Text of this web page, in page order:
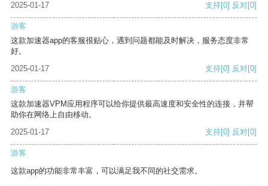
2025-01-17 支持[0] 反对[0]
游客
这款加速器app的客服很贴心，遇到问题都能及时解决，服务态度非常
好。
2025-01-17
支持[0] 反对[0]
游客
这款加速器VPM应用程序可以给你提供最高速度和安全性的连接，并帮
助你在网络上自由移动。
2025-01-17
支持[0] 反对[0]
游客
这款app的功能非常丰富，可以满足我不同的社交需求。